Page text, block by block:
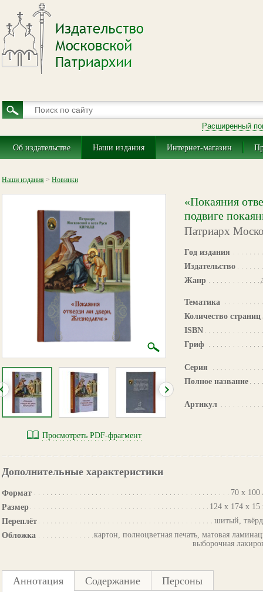
Расширенный
Об издательстве Наши издания Интернет-магазин
Наши издания > Новинки
Просмотреть PDF-фрагмент
«Покаяния
подвиге
Патриарх
Год издания
Издательство
Жанр
Тематика
Количество страниц
ISBN
Гриф
Серия
Полное название
Артикул
Дополнительные характеристики
Формат
70 х 100
Размер
124 х 174 х
Переплёт
шитый,
Обложка
картон, полноцветная печать, матовая
выборочная
Аннотация Содержание Персоны